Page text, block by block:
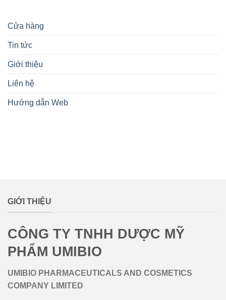
Cửa hàng
Tin tức
Giới thiệu
Liên hệ
Hướng dẫn Web
GIỚI THIỆU
CÔNG TY TNHH DƯỢC MỸ
PHẨM UMIBIO
UMIBIO PHARMACEUTICALS AND COSMETICS
COMPANY LIMITED